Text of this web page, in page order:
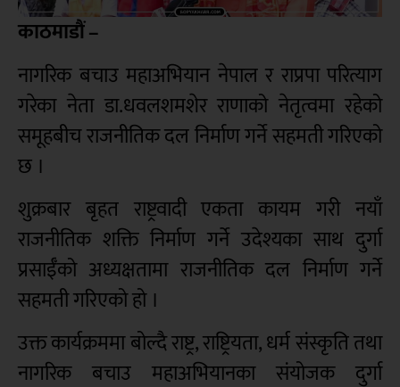
काठमाडौं –
नागरिक बचाउ महाअभियान नेपाल र राप्रपा परित्याग
गरेका नेता डा.धवलशमशेर राणाको नेतृत्वमा रहेको
समूहबीच राजनीतिक दल निर्माण गर्ने सहमती गरिएको
छ ।
शुक्रबार बृहत राष्ट्रवादी एकता कायम गरी नयाँ
राजनीतिक शक्ति निर्माण गर्ने उदेश्यका साथ दुर्गा
प्रसाईँको अध्यक्षतामा राजनीतिक दल निर्माण गर्ने
सहमती गरिएको हो ।
उक्त कार्यक्रममा बोल्दै राष्ट्र, राष्ट्रियता, धर्म संस्कृति तथा
नागरिक बचाउ महाअभियानका संयोजक दुर्गा